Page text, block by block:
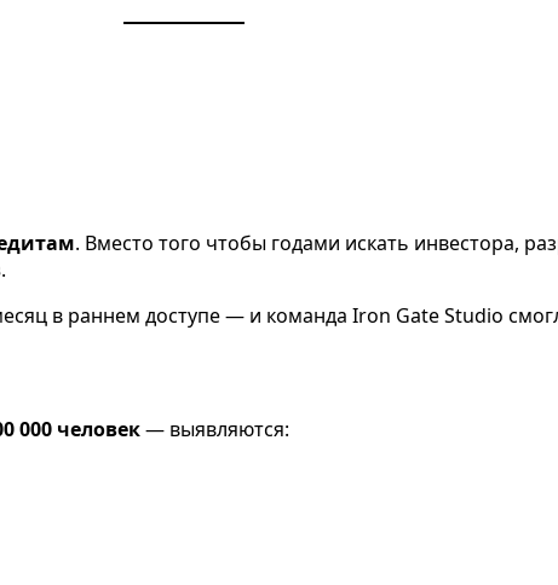
. Вместо того чтобы годами искать инвестора,
.
в раннем доступе — и команда Iron Gate Studio
000 человек— выявляются: